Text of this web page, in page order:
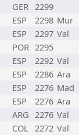
GER 2299
ESP 2298 Mur
ESP 2297 Val
POR 2295
ESP 2292 Val
ESP 2286 Ara
ESP 2276 Mad
ESP 2276 Ara
ARG 2276 Val
COL 2272 Val